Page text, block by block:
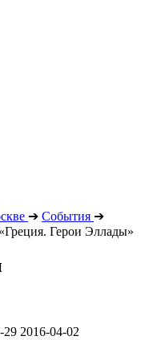
➔ События ➔
Герои Эллады»
29 2016-04-02